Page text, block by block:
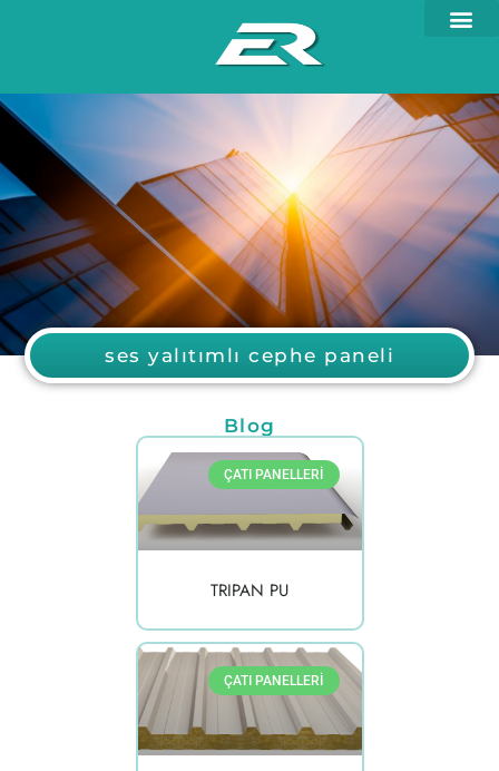
ses yalıtımlı cephe paneli
Blog
ÇATI PANELLERI
TRIPAN PU
ÇATI PANELLERI